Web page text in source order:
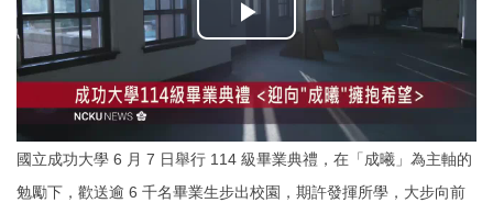
國立成功大學 6 月 7 日舉行 114 級畢業典禮，在「成曦」為主軸的
勉勵下，歡送逾 6 千名畢業生步出校園，期許發揮所學，大步向前